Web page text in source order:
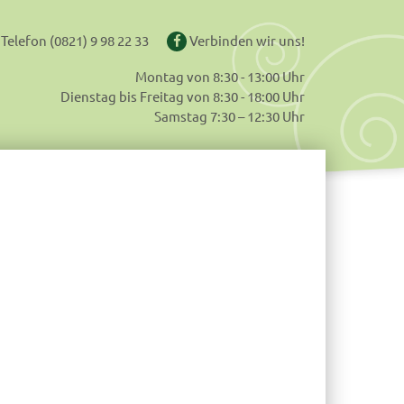
Verbinden wir uns!
Telefon (0821) 9 98 22 33
Montag von 8:30 - 13:00 Uhr
Dienstag bis Freitag von 8:30 - 18:00 Uhr
Samstag 7:30 – 12:30 Uhr